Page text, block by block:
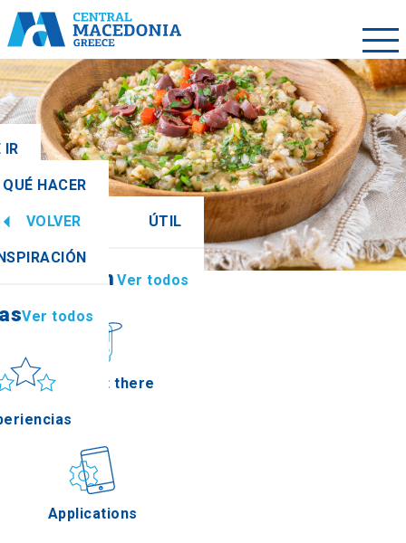
IR
QUÉ HACER
VOLVER ÚTIL
Ver todos
How to get there
Applications
Ver todos